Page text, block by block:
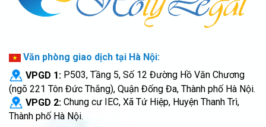
Văn phòng giao dịch tại Hà Nội:
VPGD 1: P503, Tầng 5, Số 12 Đường Hồ Văn Chương
(ngõ 221 Tôn Đức Thắng), Quận Đống Đa, Thành phố Hà Nội.
VPGD 2: Chung cư IEC, Xã Tứ Hiệp, Huyện Thanh Trì,
Thành phố Hà Nội.